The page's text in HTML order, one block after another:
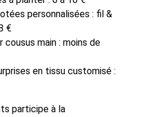
personnalisées : fil &
€
cousus main : moins de
en tissu customisé :
participe à la